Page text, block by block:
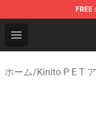
FREE
Open menu
Kinito P E T
ホーム/Kinito P E T